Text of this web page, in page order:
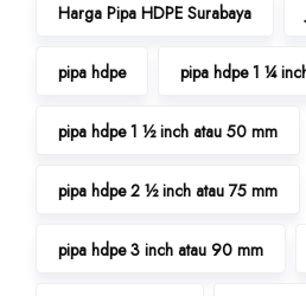
Harga Pipa HDPE Surabaya
pipa hdpe pipa hdpe 1 ¼
pipa hdpe 1 ½ inch atau 50 mm
pipa hdpe 2 ½ inch atau 75 mm
pipa hdpe 3 inch atau 90 mm